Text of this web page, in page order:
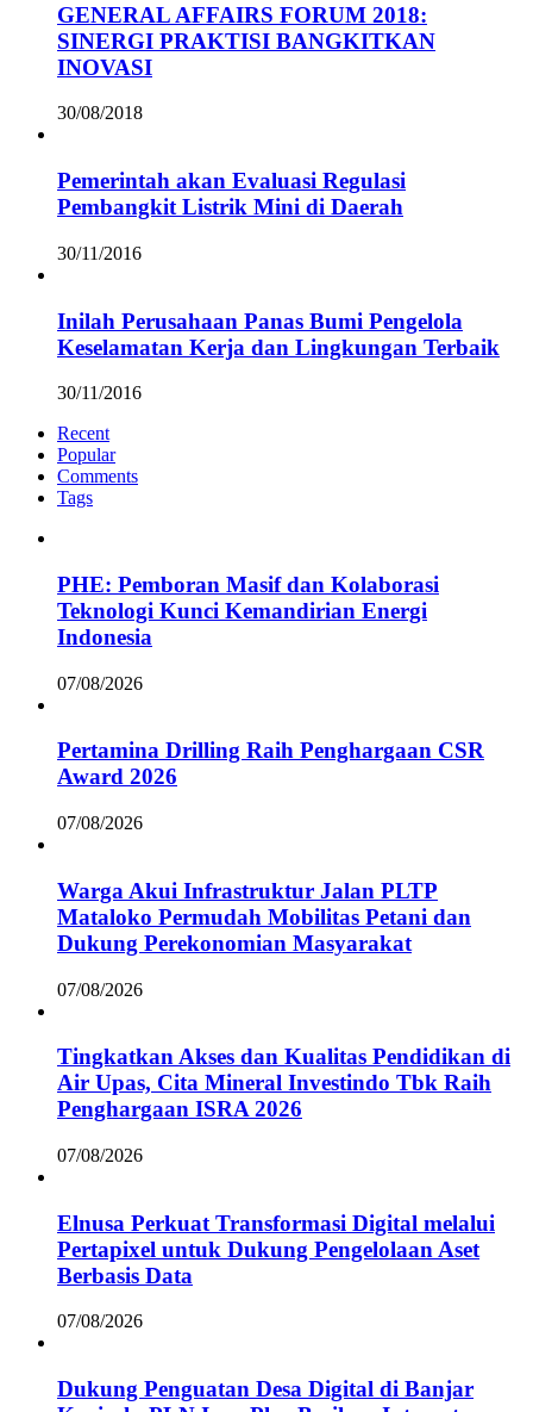
GENERAL AFFAIRS FORUM 2018:
SINERGI PRAKTISI BANGKITKAN
INOVASI
30/08/2018
Pemerintah akan Evaluasi Regulasi
Pembangkit Listrik Mini di Daerah
30/11/2016
Inilah Perusahaan Panas Bumi Pengelola
Keselamatan Kerja dan Lingkungan Terbaik
30/11/2016
Recent
Popular
Comments
Tags
PHE: Pemboran Masif dan Kolaborasi
Teknologi Kunci Kemandirian Energi
Indonesia
07/08/2026
Pertamina Drilling Raih Penghargaan CSR
Award 2026
07/08/2026
Warga Akui Infrastruktur Jalan PLTP
Mataloko Permudah Mobilitas Petani dan
Dukung Perekonomian Masyarakat
07/08/2026
Tingkatkan Akses dan Kualitas Pendidikan di
Air Upas, Cita Mineral Investindo Tbk Raih
Penghargaan ISRA 2026
07/08/2026
Elnusa Perkuat Transformasi Digital melalui
Pertapixel untuk Dukung Pengelolaan Aset
Berbasis Data
07/08/2026
Dukung Penguatan Desa Digital di Banjar